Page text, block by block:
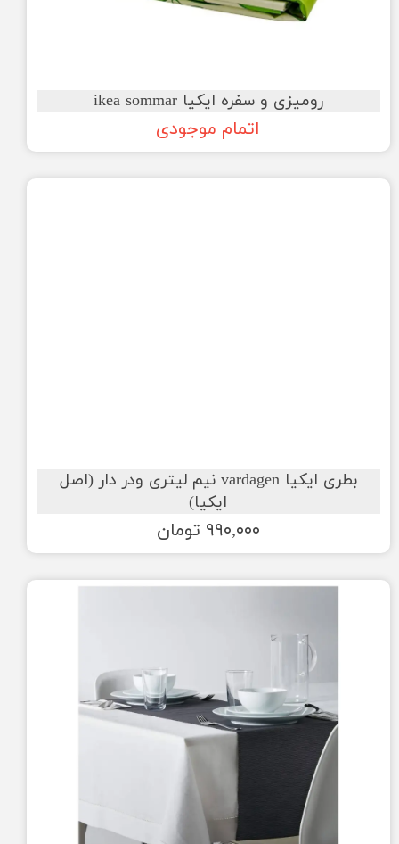
رومیزی و سفره ایکیا ikea sommar
اتمام موجودی
بطری ایکیا vardagen نیم لیتری ودر دار (اصل
ایکیا)
۹۹۰,۰۰۰ تومان